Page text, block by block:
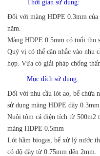
Thời gian sử dụng:
Đối với màng HDPE 0.3mm
năm.
Màng HDPE 0.5mm có tuổi thọ
Quý vị có thể cân nhắc vào nhu
hợp. Vừa có giải pháp chống
Mục đích sử dụng:
Đối với nhu cầu lót ao, bể chứa
sử dụng màng HDPE dày 0.3mm
Nuôi tôm cá diện tích từ 500m2
màng HDPE 0.5mm
Lót hầm biogas, bể xử lý nước
có độ dày từ 0.75mm đến 2mm.